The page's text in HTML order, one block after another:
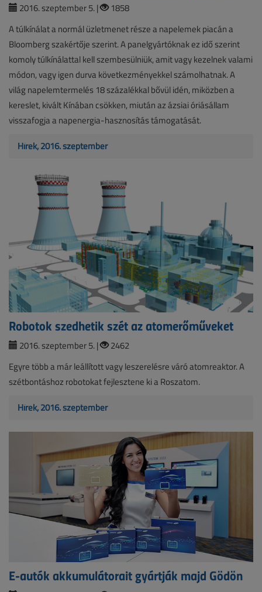
2016. szeptember 5. |
1858
A túlkínálat a normál üzletmenet része a napelemek piacán a
Bloomberg szakértője szerint. A panelgyártóknak ez idő szerint
komoly túlkínálattal kell szembesülniük, amit vagy kezelnek valami
módon, vagy igen durva következményekkel számolhatnak. A
világ napelemtermelés 18 százalékkal bővül idén, miközben a
kereslet, kivált Kínában csökken, miután az ázsiai óriásállam
visszafogja a napenergia-hasznosítás támogatását.
Hírek, 2016. szeptember
Robotok szedhetik szét az atomerőműveket
2016. szeptember 5. |
2462
Egyre több a már leállított vagy leszerelésre váró atomreaktor. A
szétbontáshoz robotokat fejlesztene ki a Roszatom.
Hírek, 2016. szeptember
E-autók akkumulátorait gyártják majd Gödön